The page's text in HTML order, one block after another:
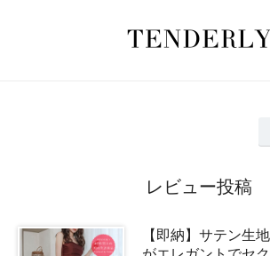
レビュー投稿
【即納】サテン生